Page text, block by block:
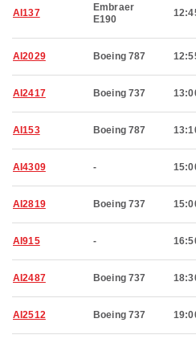
AI137
Embraer
E190
AI2029 Boeing 787
AI2417 Boeing 737
AI153 Boeing 787
AI4309 -
AI2819 Boeing 737
AI915 -
AI2487 Boeing 737
AI2512 Boeing 737